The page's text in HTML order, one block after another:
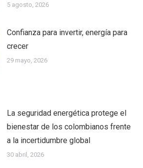
5 agosto, 2026
Confianza para invertir, energía para
crecer
29 mayo, 2026
La seguridad energética protege el
bienestar de los colombianos frente
a la incertidumbre global
30 abril, 2026